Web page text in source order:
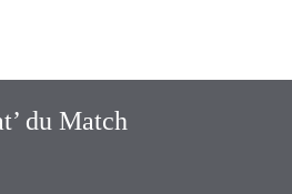
8
9
4
du Match